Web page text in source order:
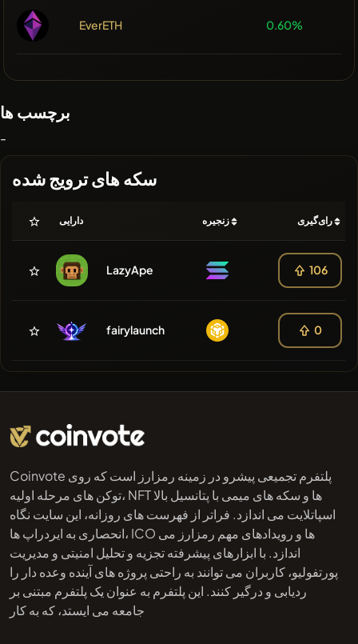
EverETH 0.60%
برچسب ها
-
سکه های ترویج شده
دارایی زنجیره رای‌گیری
LazyApe 106
fairylaunch 0
Coinvote پلتفرم تجمیعی پیشرو در زمینه رمزارز است که روی
توکن های مرحله اولیه، NFT ها و سکه های میمی با پتانسیل بالا
اسپاتلایت می اندازد. فراتر از فهرست های روزانه، این سایت نگاه
انحصاری به ایردراپ ها، ICO ها و رویدادهای مهم رمزارز می
اندازد. با ابزارهای پیشرفته تجزیه و تحلیل امنیتی و مدیریت
پورتفولیو، کاربران می توانند به راحتی پروژه های آینده وعده دار را
ردیابی و درگیر کنند. این پلتفرم به عنوان یک پلتفرم مبتنی بر
جامعه می ایستد، که به کار